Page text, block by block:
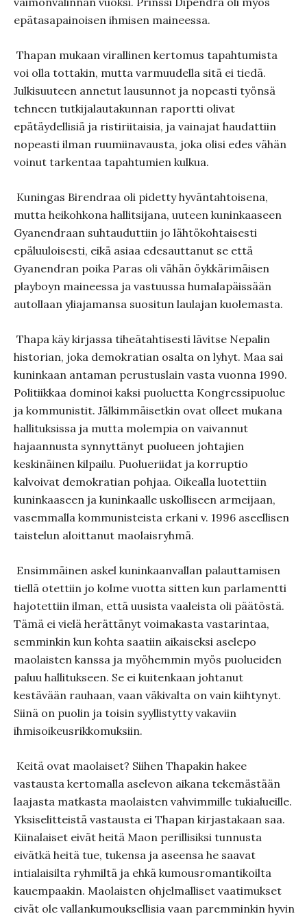
epätasapainoisen ihmisen maineessa.
Thapan mukaan virallinen kertomus tapahtumista
voi olla tottakin, mutta varmuudella sitä ei tiedä.
Julkisuuteen annetut lausunnot ja nopeasti työnsä
tehneen tutkijalautakunnan raportti olivat
epätäydellisiä ja ristiriitaisia, ja vainajat haudattiin
nopeasti ilman ruumiinavausta, joka olisi edes vähän
voinut tarkentaa tapahtumien kulkua.
Kuningas Birendraa oli pidetty hyväntahtoisena,
mutta heikohkona hallitsijana, uuteen kuninkaaseen
Gyanendraan suhtauduttiin jo lähtökohtaisesti
epäluuloisesti, eikä asiaa edesauttanut se että
Gyanendran poika Paras oli vähän öykkärimäisen
playboyn maineessa ja vastuussa humalapäissään
autollaan yliajamansa suositun laulajan kuolemasta.
Thapa käy kirjassa tiheätahtisesti lävitse Nepalin
historian, joka demokratian osalta on lyhyt. Maa sai
kuninkaan antaman perustuslain vasta vuonna 1990.
Politiikkaa dominoi kaksi puoluetta Kongressipuolue
ja kommunistit. Jälkimmäisetkin ovat olleet mukana
hallituksissa ja mutta molempia on vaivannut
hajaannusta synnyttänyt puolueen johtajien
keskinäinen kilpailu. Puolueriidat ja korruptio
kalvoivat demokratian pohjaa. Oikealla luotettiin
kuninkaaseen ja kuninkaalle uskolliseen armeijaan,
vasemmalla kommunisteista erkani v. 1996 aseellisen
taistelun aloittanut maolaisryhmä.
Ensimmäinen askel kuninkaanvallan palauttamisen
tiellä otettiin jo kolme vuotta sitten kun parlamentti
hajotettiin ilman, että uusista vaaleista oli päätöstä.
Tämä ei vielä herättänyt voimakasta vastarintaa,
semminkin kun kohta saatiin aikaiseksi aselepo
maolaisten kanssa ja myöhemmin myös puolueiden
paluu hallitukseen. Se ei kuitenkaan johtanut
kestävään rauhaan, vaan väkivalta on vain kiihtynyt.
Siinä on puolin ja toisin syyllistytty vakaviin
ihmisoikeusrikkomuksiin.
Keitä ovat maolaiset? Siihen Thapakin hakee
vastausta kertomalla aselevon aikana tekemästään
laajasta matkasta maolaisten vahvimmille tukialueille.
Yksiselitteistä vastausta ei Thapan kirjastakaan saa.
Kiinalaiset eivät heitä Maon perillisiksi tunnusta
eivätkä heitä tue, tukensa ja aseensa he saavat
intialaisilta ryhmiltä ja ehkä kumousromantikoilta
kauempaakin. Maolaisten ohjelmalliset vaatimukset
eivät ole vallankumouksellisia vaan paremminkin hyvin